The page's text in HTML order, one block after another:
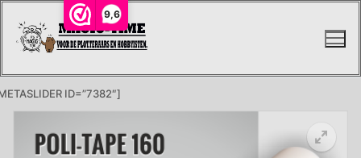
9,6
naar
ID=”7382″]